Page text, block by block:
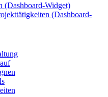
(Dashboard-Widget)
(Dashboard-